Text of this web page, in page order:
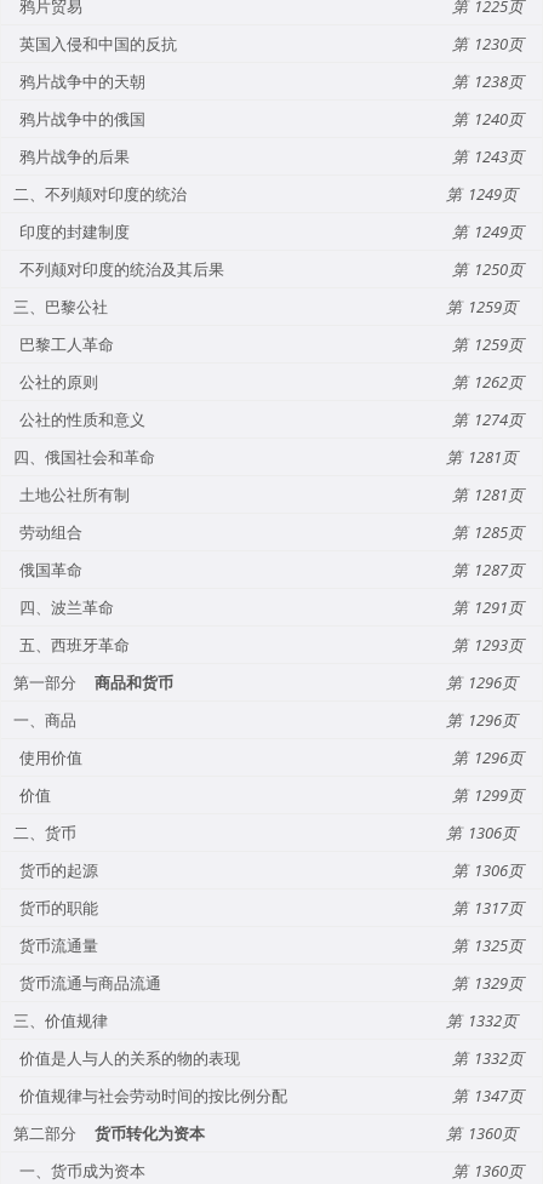
鸦片贸易
1225
英国入侵和中国的反抗
1230
鸦片战争中的天朝
1238
鸦片战争中的俄国
1240
鸦片战争的后果
1243
二、不列颠对印度的统治
1249
印度的封建制度
1249
不列颠对印度的统治及其后果
1250
三、巴黎公社
1259
巴黎工人革命
1259
公社的原则
1262
公社的性质和意义
1274
四、俄国社会和革命
1281
土地公社所有制
1281
劳动组合
1285
俄国革命
1287
四、波兰革命
1291
五、西班牙革命
1293
第一部分
商品和货币
1296
一、商品
1296
使用价值
1296
价值
1299
二、货币
1306
货币的起源
1306
货币的职能
1317
货币流通量
1325
货币流通与商品流通
1329
三、价值规律
1332
价值是人与人的关系的物的表现
1332
价值规律与社会劳动时间的按比例分配
1347
第二部分
货币转化为资本
1360
一、货币成为资本
1360